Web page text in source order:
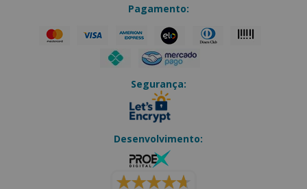
Pagamento:
Segurança:
Desenvolvimento: